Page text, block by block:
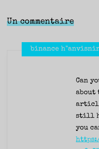
Un commentaire
binance
Can
about
still
you